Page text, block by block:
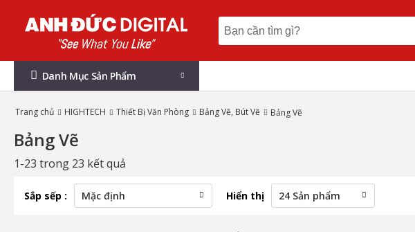
Danh Mục Sản Phẩm
Trang chủ HIGHTECH Thiết Bị Văn Phòng Bảng Vẽ, Bút Vẽ Bảng Vẽ
Bảng Vẽ
1-23 trong 23 kết quả
Sắp sếp : Hiển thị